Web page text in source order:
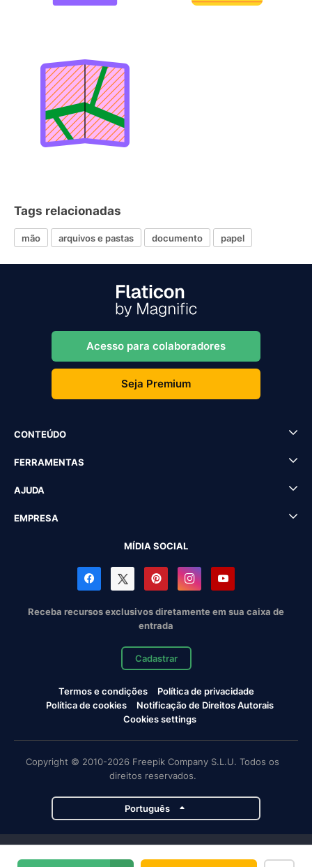
Tags relacionadas
mão arquivos e pastas documento papel
Acesso para colaboradores
Seja Premium
CONTEÚDO
FERRAMENTAS
AJUDA
EMPRESA
MÍDIA SOCIAL
Receba recursos exclusivos diretamente em sua caixa de
entrada
Cadastrar
Termos e condições
Política de privacidade
Política de cookies
Notificação de Direitos Autorais
Cookies settings
Copyright © 2010-2026 Freepik Company S.L.U. Todos os
direitos reservados.
Português